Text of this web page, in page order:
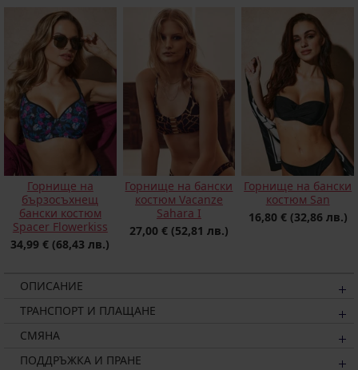
Горнище на
бързосъхнещ
бански костюм
Spacer Flowerkiss
34,99 € (68,43 лв.)
Горнище на бански
костюм Vacanze
Sahara I
27,00 € (52,81 лв.)
Горнище на бански
костюм San
16,80 € (32,86 лв.)
ОПИСАНИЕ
ТРАНСПОРТ И ПЛАЩАНЕ
СМЯНА
ПОДДРЪЖКА И ПРАНЕ